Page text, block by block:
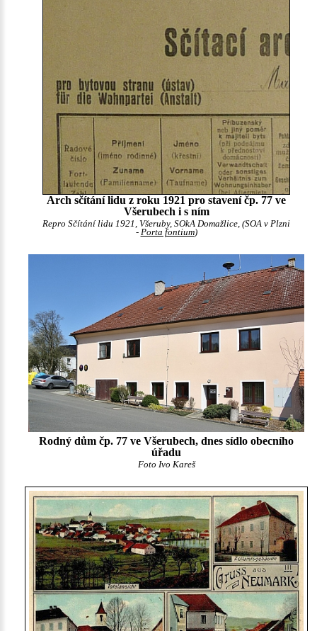
Arch sčítání lidu z roku 1921 pro stavení čp. 77 ve
Všerubech i s ním
Repro Sčítání lidu 1921, Všeruby, SOkA Domažlice, (SOA v Plzni
- Porta fontium)
Rodný dům čp. 77 ve Všerubech, dnes sídlo obecního
úřadu
Foto Ivo Kareš